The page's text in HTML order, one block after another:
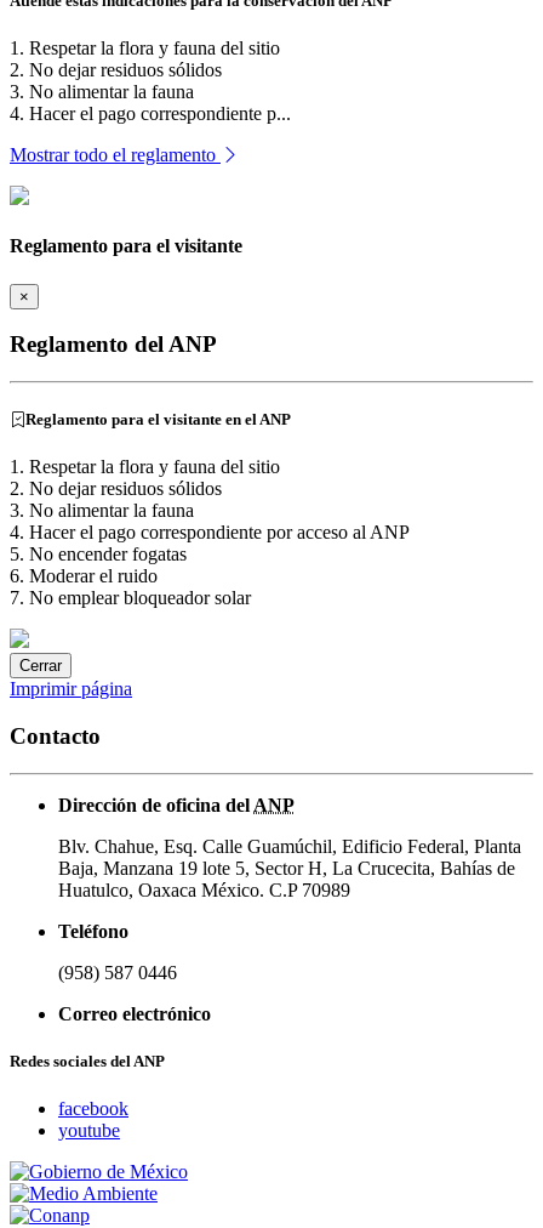
1. Respetar la flora y fauna del sitio
2. No dejar residuos sólidos
3. No alimentar la fauna
4. Hacer el pago correspondiente p...
Mostrar todo el reglamento
Reglamento para el visitante
×
Reglamento del ANP
Reglamento para el visitante en el ANP
1. Respetar la flora y fauna del sitio
2. No dejar residuos sólidos
3. No alimentar la fauna
4. Hacer el pago correspondiente por acceso al ANP
5. No encender fogatas
6. Moderar el ruido
7. No emplear bloqueador solar
Cerrar
Imprimir página
Contacto
Dirección de oficina del ANP
Blv. Chahue, Esq. Calle Guamúchil, Edificio Federal, Planta
Baja, Manzana 19 lote 5, Sector H, La Crucecita, Bahías de
Huatulco, Oaxaca México. C.P 70989
Teléfono
(958) 587 0446
Correo electrónico
Redes sociales del ANP
facebook
youtube